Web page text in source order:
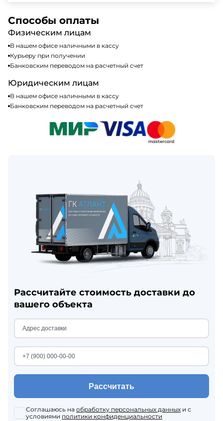
налогообложения, т.е с НДС 20%
Способы оплаты
Физическим лицам
В нашем офисе наличными в кассу
Курьеру при получении
Банковским переводом на расчетный счет
Юридическим лицам
В нашем офисе наличными в кассу
Банковским переводом на расчетный счет
Рассчитайте стоимость доставки до
вашего объекта
Рассчитать
Соглашаюсь на обработку персональных данных и с
условиями политики конфиденциальности